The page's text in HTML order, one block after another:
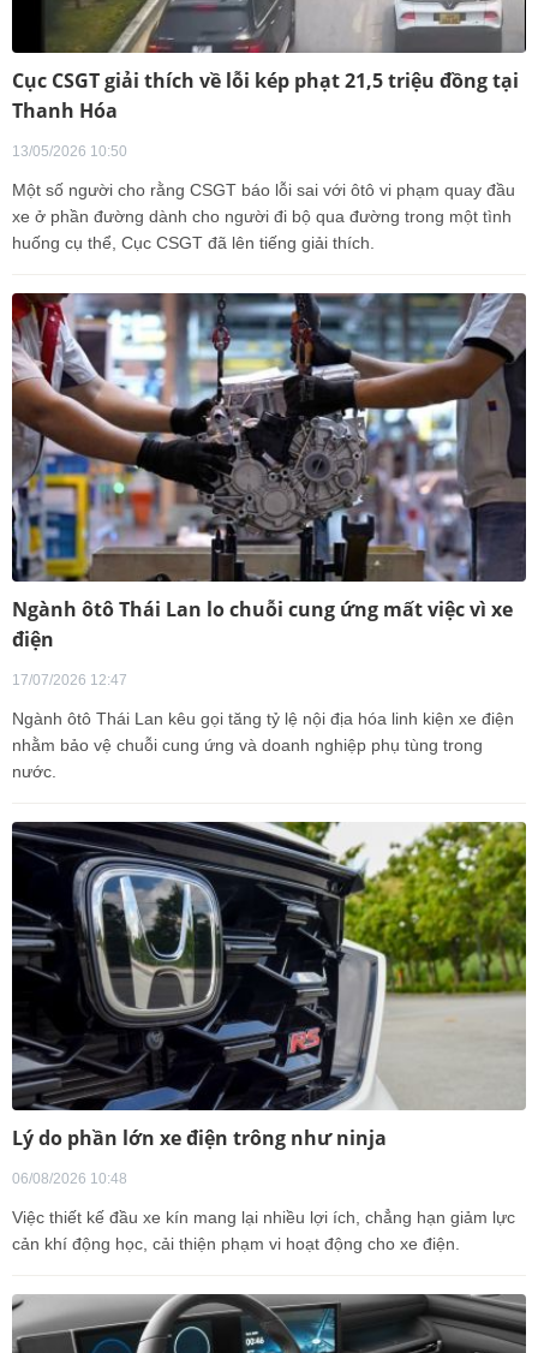
Cục CSGT giải thích về lỗi kép phạt 21,5 triệu đồng tại
Thanh Hóa
13/05/2026 10:50
Một số người cho rằng CSGT báo lỗi sai với ôtô vi phạm quay đầu
xe ở phần đường dành cho người đi bộ qua đường trong một tình
huống cụ thể, Cục CSGT đã lên tiếng giải thích.
Ngành ôtô Thái Lan lo chuỗi cung ứng mất việc vì xe
điện
17/07/2026 12:47
Ngành ôtô Thái Lan kêu gọi tăng tỷ lệ nội địa hóa linh kiện xe điện
nhằm bảo vệ chuỗi cung ứng và doanh nghiệp phụ tùng trong
nước.
Lý do phần lớn xe điện trông như ninja
06/08/2026 10:48
Việc thiết kế đầu xe kín mang lại nhiều lợi ích, chẳng hạn giảm lực
cản khí động học, cải thiện phạm vi hoạt động cho xe điện.